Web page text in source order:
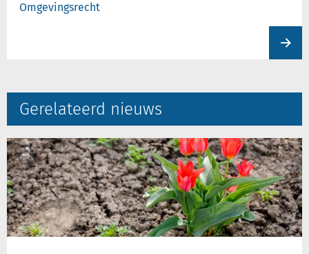
Omgevingsrecht
Gerelateerd nieuws